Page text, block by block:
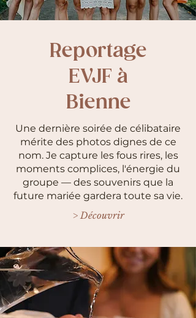
Reportage
EVJF à
Bienne
Une dernière soirée de célibataire
mérite des photos dignes de ce
nom. Je capture les fous rires, les
moments complices, l'énergie du
groupe — des souvenirs que la
future mariée gardera toute sa vie.
> Découvrir